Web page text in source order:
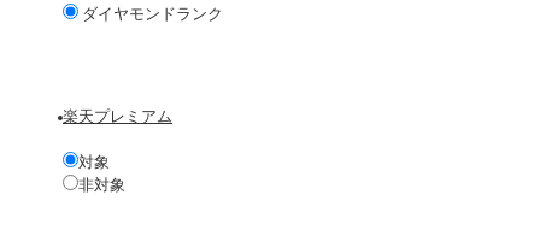
ダイヤモンドランク
楽天プレミアム
対象
非対象